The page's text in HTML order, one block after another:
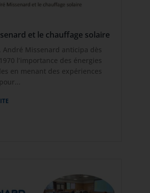
et le chauffage solaire
André Missenard anticipa dès
l’importance des énergies
en menant des expériences